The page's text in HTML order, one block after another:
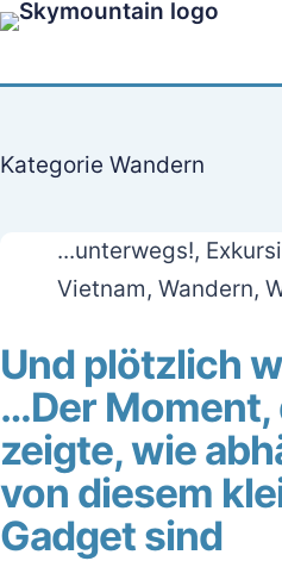
Zum
springen
Kategorie Wandern
...unterwegs!,
Vietnam, Wandern,
Und plötzlich
…Der Moment,
zeigte, wie
von diesem
Gadget sind